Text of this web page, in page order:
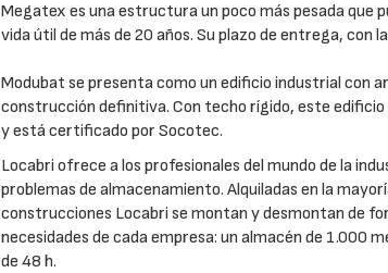
Megatex es una estructura un poco más pesada que
vida útil de más de 20 años. Su plazo de entrega, con
Modubat se presenta como un edificio industrial con
construcción definitiva. Con techo rígido, este
y está certificado por Socotec.
Locabri ofrece a los profesionales del mundo de la
problemas de almacenamiento. Alquiladas en la
construcciones Locabri se montan y desmontan de
necesidades de cada empresa: un almacén de 1.000
de 48 h.